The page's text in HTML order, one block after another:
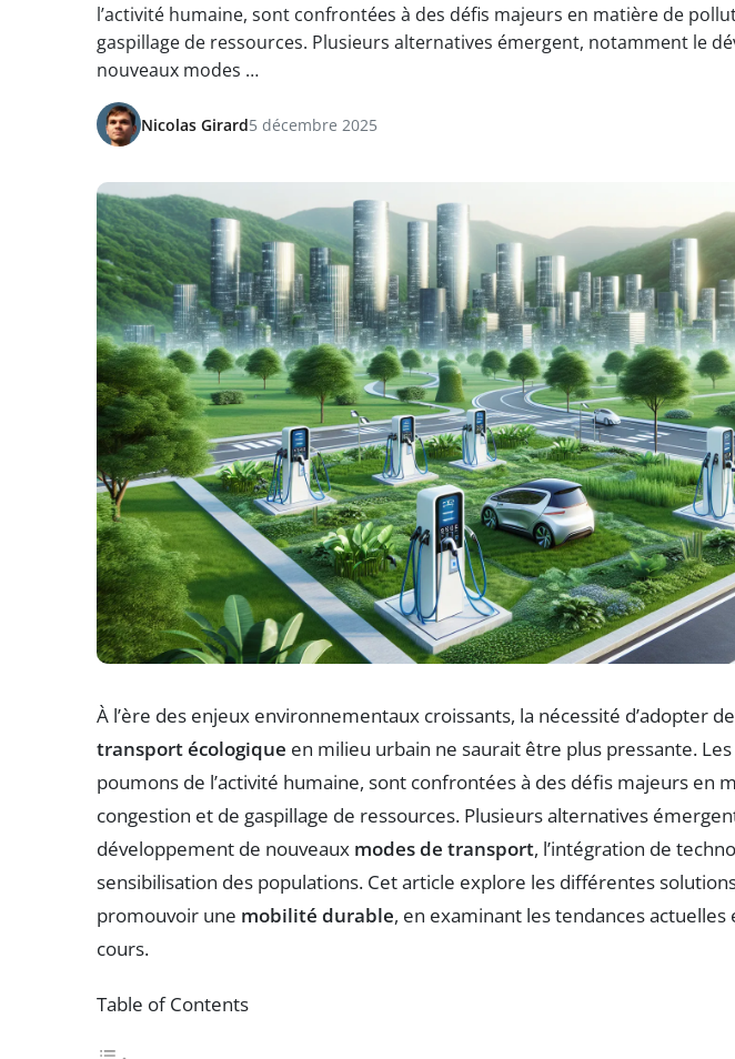
l’activité humaine, sont confrontées à des défis majeurs en matière de
gaspillage de ressources. Plusieurs alternatives émergent, notamment le
nouveaux modes …
Nicolas Girard5 décembre 2025
À l’ère des enjeux environnementaux croissants, la nécessité d’adopter
transport écologique en milieu urbain ne saurait être plus pressante.
poumons de l’activité humaine, sont confrontées à des défis majeurs en
congestion et de gaspillage de ressources. Plusieurs alternatives
développement de nouveaux modes de transport, l’intégration de
sensibilisation des populations. Cet article explore les différentes
promouvoir une mobilité durable, en examinant les tendances actuelles
cours.
Table of Contents